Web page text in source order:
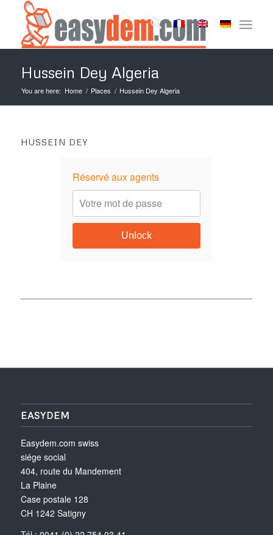
Hussein Dey Algeria
You are here: Home / Places / Hussein Dey Algeria
HUSSEIN DEY
Réservé aux agents
Unlock
EASYDEM
Easydem.com swiss
siége social
404, route du Mandement
La Plaine
Case postale 128
CH 1242 Satigny